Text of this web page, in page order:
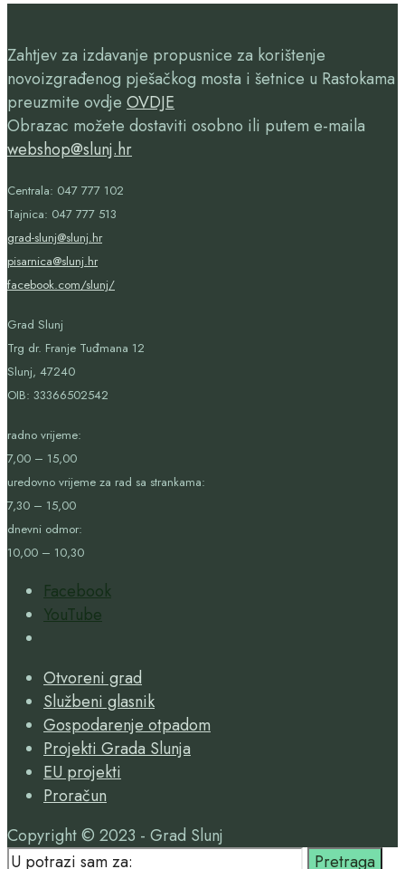
Zahtjev za izdavanje propusnice za korištenje
novoizgrađenog pješačkog mosta i šetnice u Rastokama
preuzmite ovdje OVDJE
Obrazac možete dostaviti osobno ili putem e-maila
webshop@slunj.hr
Centrala: 047 777 102
Tajnica: 047 777 513
grad-slunj@slunj.hr
pisarnica@slunj.hr
facebook.com/slunj/
Grad Slunj
Trg dr. Franje Tuđmana 12
Slunj, 47240
OIB: 33366502542
radno vrijeme:
7,00 – 15,00
uredovno vrijeme za rad sa strankama:
7,30 – 15,00
dnevni odmor:
10,00 – 10,30
Facebook
YouTube
Window
Otvoreni grad
Službeni glasnik
Gospodarenje otpadom
Projekti Grada Slunja
EU projekti
Proračun
Copyright © 2023 - Grad Slunj
Search
Pretraga